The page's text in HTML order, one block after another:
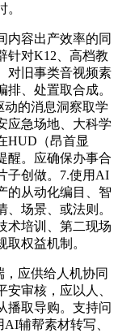
容出产效率的同
针对K12、高档教
对旧事类音视频素
、处置取合成。
动的消息洞察取学
应急场地、大科学
HUD（昂首显
醒。应确保办事合
子创做。7.使用AI
的从动化编目、智
场景、或法则。
术培训、第二现场
权益机制。
应供给人机协同
审核，应以人、
播取导购。支持问
辅帮素材转写、